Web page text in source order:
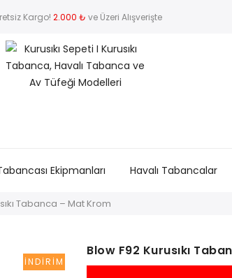
Kargo!2.000 ₺ ve Üzeri Alışverişte
Ekipmanları Havalı Tabancalar
Tabanca – Mat Krom
İNDIRIM
Blow F92 Kurusıkı